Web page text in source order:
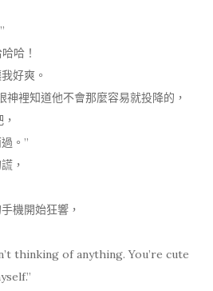
哈！
好爽。
神裡知道他不會那麼容易就投降的，
。”
，
機開始狂響，
thinking of anything. You’re cute